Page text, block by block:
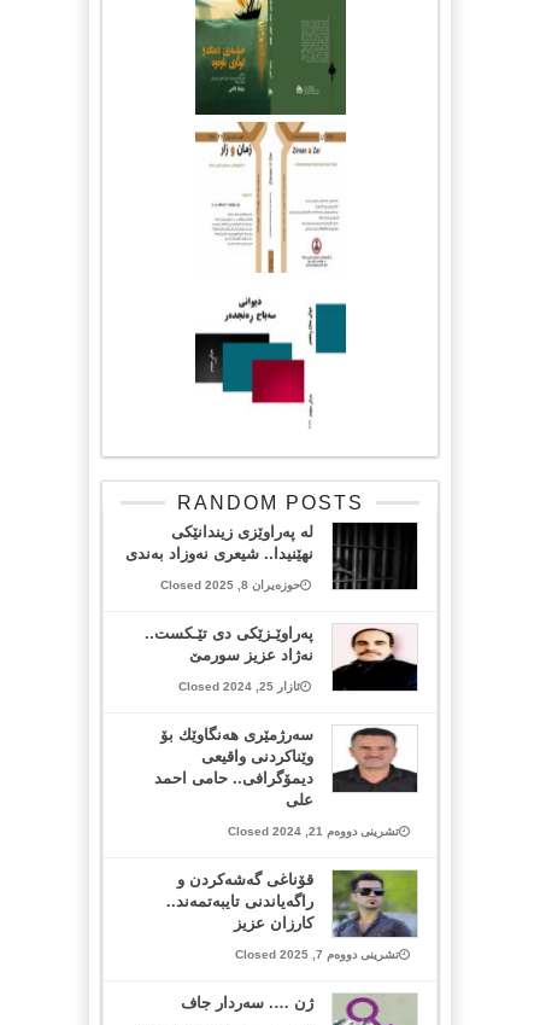
RANDOM POSTS
لە پەراوێزی زیندانێکی
نهێنیدا.. شیعری نەوزاد بەندی
حوزەیران 8, 2025 Closed
په‌راوێـزێكی دی تێـكست..
نه‌ژاد عزیز سورمێ
ئازار 25, 2024 Closed
سەرژمێری هەنگاوێك بۆ
وێناكردنی واقیعی
دیمۆگرافی.. حامی احمد
علی
تشرینی دووەم 21, 2024 Closed
قۆناغی گەشەكردن و
راگەیاندنی تایبەتمەند..
کارزان عزیز
تشرینی دووەم 7, 2025 Closed
ژن …. سه‌ردار جاف